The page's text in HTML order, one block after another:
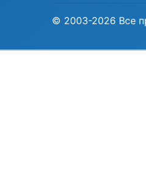
© 2003-2026 Все